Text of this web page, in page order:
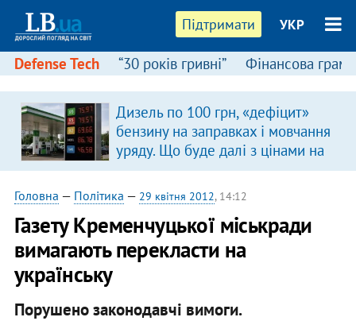
Підтримати УКР
Defense Tech “30 років гривні” Фінансова
Дизель по 100 грн, «дефіцит»
бензину на заправках і мовчання
уряду. Що буде далі з цінами на
пальне?
Головна — Політика — 29 квітня 2012, 14:12
Газету Кременчуцької міськради
вимагають перекласти на
українську
Порушено законодавчі вимоги.